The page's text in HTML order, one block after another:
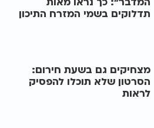
תדלוקים בשמי המזרח התיכון
מצחיקים גם בשעת חירום:
הסרטון שלא תוכלו להפסיק
לראות